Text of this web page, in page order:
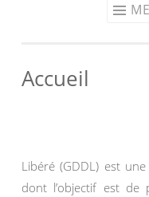
Accueil
Libéré (GDDL) est
dont l’objectif est de